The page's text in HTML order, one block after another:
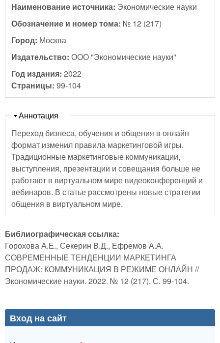
Наименование источника: Экономические науки
Обозначение и номер тома: № 12 (217)
Город: Москва
Издательство: ООО "Экономические науки"
Год издания: 2022
Страницы: 99-104
Скрыть
Аннотация
Переход бизнеса, обучения и общения в онлайн
формат изменил правила маркетинговой игры.
Традиционные маркетинговые коммуникации,
выступления, презентации и совещания больше не
работают в виртуальном мире видеоконференций и
вебинаров. В статье рассмотрены новые стратегии
общения в виртуальном мире.
Библиографическая ссылка:
Горохова А.Е., Секерин В.Д., Ефремов А.А.
СОВРЕМЕННЫЕ ТЕНДЕНЦИИ МАРКЕТИНГА
ПРОДАЖ: КОММУНИКАЦИЯ В РЕЖИМЕ ОНЛАЙН //
Экономические науки. 2022. № 12 (217). С. 99-104.
Вход на сайт